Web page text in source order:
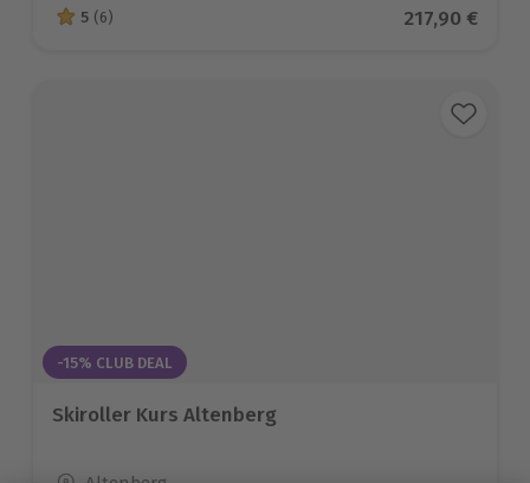
5 von 5 Sternen basierend auf 6 Bewertungen
5 (6) Aktueller
217,90 €
-15% CLUB DEAL
Skiroller Kurs Altenberg